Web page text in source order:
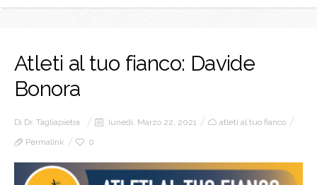
Atleti al tuo fianco: Davide
Bonora
Di Dr. Tagliapietra lunedì, Marzo 22, 2021
atleti al tuo fianco
Permalink
0